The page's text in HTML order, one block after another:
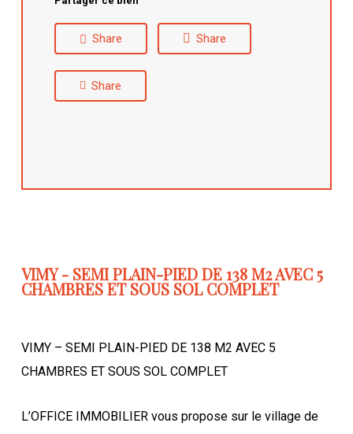
Share Share
Share
VIMY - SEMI PLAIN-PIED DE 138 M2 AVEC 5
CHAMBRES ET SOUS SOL COMPLET
VIMY – SEMI PLAIN-PIED DE 138 M2 AVEC 5
CHAMBRES ET SOUS SOL COMPLET
L’OFFICE IMMOBILIER vous propose sur le village de